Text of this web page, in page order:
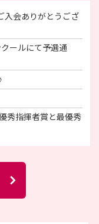
入会ありがとうござ
ールにて予選通
秀指揮者賞と最優秀